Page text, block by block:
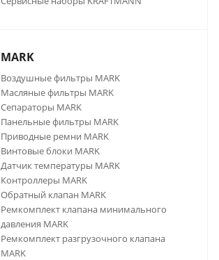
MARK
Воздушные фильтры MARK
Масляные фильтры MARK
Сепараторы MARK
Панельные фильтры MARK
Приводные ремни MARK
Винтовые блоки MARK
Датчик температуры MARK
Контроллеры MARK
Обратный клапан MARK
Ремкомплект клапана минимального
давления MARK
Ремкомплект разгрузочного клапана
MARK